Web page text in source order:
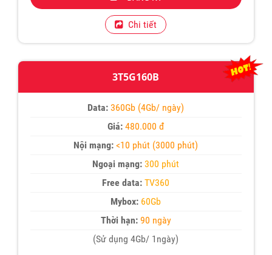
Chi tiết
3T5G160B
Data: 360Gb (4Gb/ ngày)
Giá:480.000 đ
Nội mạng: <10 phút (3000 phút)
Ngoại mạng: 300 phút
Free data: TV360
Mybox: 60Gb
Thời hạn:90 ngày
(Sử dụng 4Gb/ 1ngày)